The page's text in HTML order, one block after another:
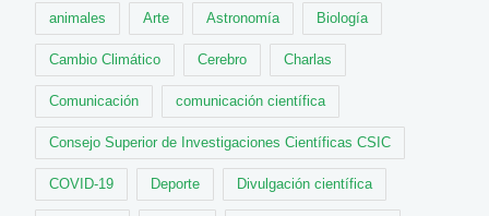
animales Arte Astronomía Biología
Cambio Climático Cerebro Charlas
Comunicación comunicación científica
Consejo Superior de Investigaciones Científicas CSIC
COVID-19 Deporte Divulgación científica